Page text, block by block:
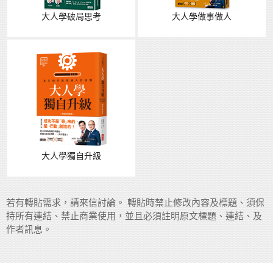
大人學破局思考 大人學做事做人
大人學獨自升級
若有轉貼需求，請來信討論。 轉貼時禁止修改內容及標題、須保
持所有連結、禁止商業使用，並且必須註明原文標題、連結、及
作者訊息。